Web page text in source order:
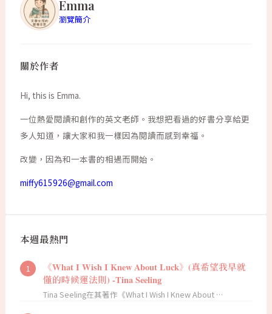
Emma
瀏覽簡介
關於作者
Hi, this is Emma.
一位熱愛閱讀和創作的英文老師。我想把看過的好書分享給更
多人知道，讓大家和我一樣因為閱讀而感到幸福。
改變，因為和一本書的相遇而開始。
miffy615926@gmail.com
本週最熱門
《What I Wish I Knew About Luck》(真希望我早就
懂的時候運法則) -Tina Seeling
Tina Seeling在其著作《What I Wish I Knew About …